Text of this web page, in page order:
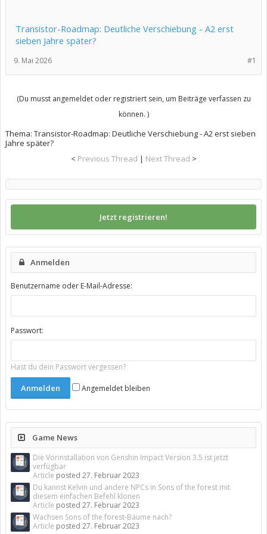
Transistor-Roadmap: Deutliche Verschiebung - A2 erst
sieben Jahre später?
#1
9. Mai 2026
(Du musst angemeldet oder registriert sein, um Beiträge verfassen zu
können. )
Thema: Transistor-Roadmap: Deutliche Verschiebung - A2 erst sieben
Jahre später?
< Previous Thread | Next Thread >
Jetzt registrieren!
Anmelden
Benutzername oder E-Mail-Adresse:
Passwort:
Hast du dein Passwort vergessen?
Angemeldet bleiben
Game News
Die Vorinstallation von Genshin Impact Version 3.5 ist jetzt
verfügbar
Article posted 27. Februar 2023
Du kannst Kelvin und andere NPCs in Sons of the forest mit
diesem einfachen Befehl klonen
Article posted 27. Februar 2023
Wachsen Sons of the forest-Bäume nach?
Article posted 27. Februar 2023